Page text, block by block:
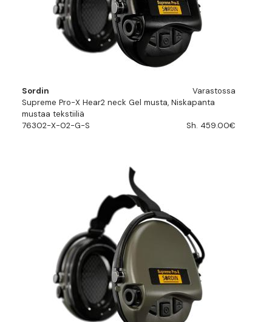
Sordin
Varastossa
Supreme Pro-X Hear2 neck Gel musta, Niskapanta
mustaa tekstiiliä
76302-X-02-G-S
Sh. 459.00€